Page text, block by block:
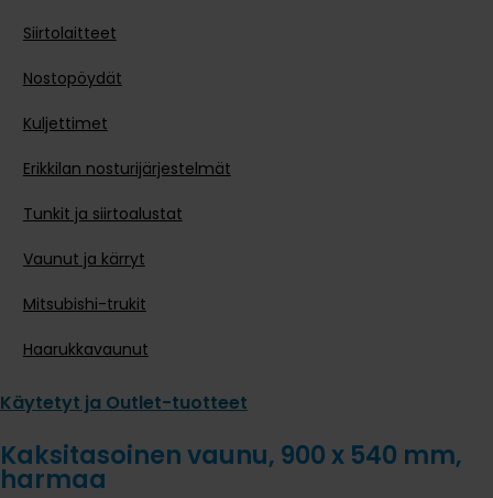
Siirtolaitteet
Nostopöydät
Kuljettimet
Erikkilan nosturijärjestelmät
Tunkit ja siirtoalustat
Vaunut ja kärryt
Mitsubishi-trukit
Haarukkavaunut
Käytetyt ja Outlet-tuotteet
Kaksitasoinen vaunu, 900 x 540 mm,
harmaa